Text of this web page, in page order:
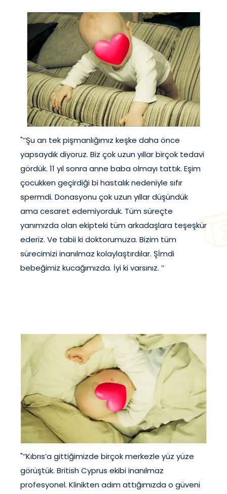
"‘’Şu an tek pişmanlığımız keşke daha önce
yapsaydık diyoruz. Biz çok uzun yıllar birçok tedavi
gördük. 11 yıl sonra anne baba olmayı tattık. Eşim
çocukken geçirdiği bi hastalık nedeniyle sıfır
spermdi. Donasyonu çok uzun yıllar düşündük
ama cesaret edemiyorduk. Tüm süreçte
yanımızda olan ekipteki tüm arkadaşlara teşeşkür
ederiz. Ve tabii ki doktorumuza. Bizim tüm
sürecimizi inanılmaz kolaylaştırdılar. Şİmdi
bebeğimiz kucağımızda. İyi ki varsınız. ’’
"‘’Kıbrıs’a gittiğimizde birçok merkezle yüz yüze
görüştük. British Cyprus ekibi inanılmaz
profesyonel. Klinikten adım attığımızda o güveni